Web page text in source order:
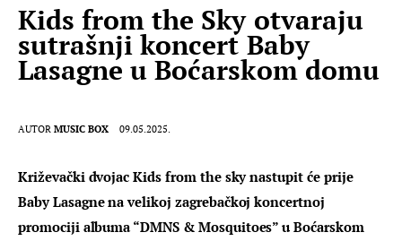
Kids from the Sky otvaraju
sutrašnji koncert Baby
Lasagne u Boćarskom domu
AUTOR MUSIC BOX 09.05.2025.
Križevački dvojac Kids from the sky nastupit će prije
Baby Lasagne na velikoj zagrebačkoj koncertnoj
promociji albuma “DMNS & Mosquitoes” u Boćarskom